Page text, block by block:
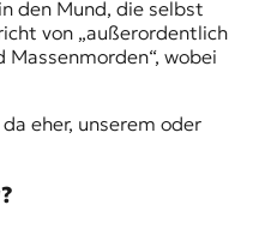
den Mund, die selbst
von „außerordentlich
wobei
eher, unserem oder